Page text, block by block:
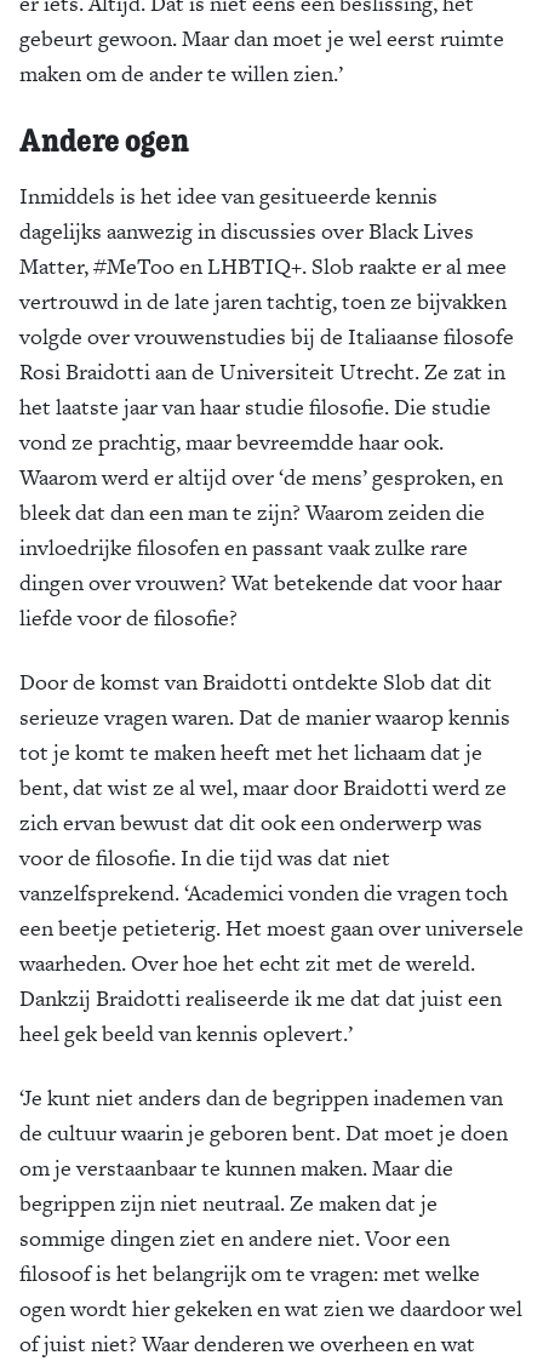
gebeurt gewoon. Maar dan moet je wel eerst ruimte
maken om de ander te willen zien.’
Andere ogen
Inmiddels is het idee van gesitueerde kennis
dagelijks aanwezig in discussies over Black Lives
Matter, #MeToo en LHBTIQ+. Slob raakte er al mee
vertrouwd in de late jaren tachtig, toen ze bijvakken
volgde over vrouwenstudies bij de Italiaanse filosofe
Rosi Braidotti aan de Universiteit Utrecht. Ze zat in
het laatste jaar van haar studie filosofie. Die studie
vond ze prachtig, maar bevreemdde haar ook.
Waarom werd er altijd over ‘de mens’ gesproken, en
bleek dat dan een man te zijn? Waarom zeiden die
invloedrijke filosofen en passant vaak zulke rare
dingen over vrouwen? Wat betekende dat voor haar
liefde voor de filosofie?
Door de komst van Braidotti ontdekte Slob dat dit
serieuze vragen waren. Dat de manier waarop kennis
tot je komt te maken heeft met het lichaam dat je
bent, dat wist ze al wel, maar door Braidotti werd ze
zich ervan bewust dat dit ook een onderwerp was
voor de filosofie. In die tijd was dat niet
vanzelfsprekend. ‘Academici vonden die vragen toch
een beetje petieterig. Het moest gaan over universele
waarheden. Over hoe het echt zit met de wereld.
Dankzij Braidotti realiseerde ik me dat dat juist een
heel gek beeld van kennis oplevert.’
‘Je kunt niet anders dan de begrippen inademen van
de cultuur waarin je geboren bent. Dat moet je doen
om je verstaanbaar te kunnen maken. Maar die
begrippen zijn niet neutraal. Ze maken dat je
sommige dingen ziet en andere niet. Voor een
filosoof is het belangrijk om te vragen: met welke
ogen wordt hier gekeken en wat zien we daardoor wel
of juist niet? Waar denderen we overheen en wat